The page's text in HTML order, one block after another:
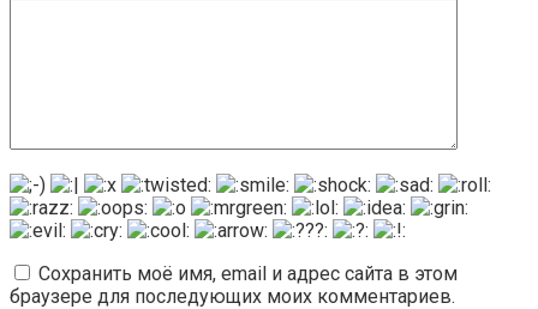
Сохранить моё имя, email и адрес сайта в этом
браузере для последующих моих комментариев.